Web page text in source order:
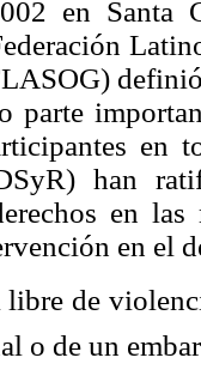
en Santa
parte
en
han
en
en el
libre de
o de un